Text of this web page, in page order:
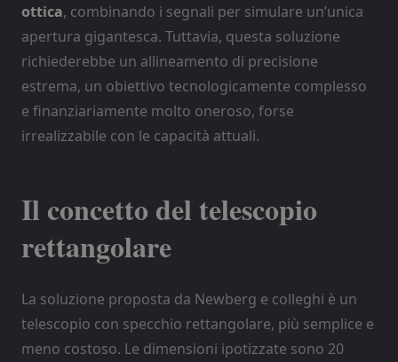
ottica, combinando i segnali per simulare un’unica
apertura gigantesca. Tuttavia, questa soluzione
richiederebbe un allineamento di precisione
estrema, un obiettivo tecnologicamente complesso
e finanziariamente molto oneroso, forse
irrealizzabile con le capacità attuali.
Il concetto del telescopio
rettangolare
La soluzione proposta da Newberg e colleghi è un
telescopio con specchio rettangolare, più semplice e
meno costoso. Le dimensioni ipotizzate sono 20